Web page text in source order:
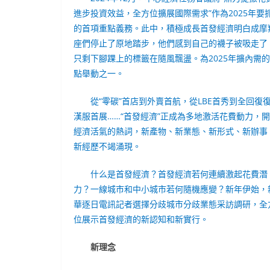
進步投資效益，全方位擴展國際需求”作為2025年要
的首項重點義務。此中，積極成長首發經濟明白成摩
座們停止了原地踏步，他們感到自己的襪子被吸走了
只剩下腳踝上的標籤在隨風飄盪。為2025年擴內需
點舉動之一。
從“零碳”首店到外賣首航，從LBE首秀到全回復
漢服首展……“首發經濟”正成為多地激活花費動力，
經濟活氣的熱詞，新產物、新業態、新形式、新辦事
新經歷不竭涌現。
什么是首發經濟？首發經濟若何連續激起花費潛
力？一線城市和中小城市若何隨機應變？新年伊始，
華逐日電訊記者選擇分歧城市分歧業態采訪調研，全
位展示首發經濟的新認知和新實行。
新理念